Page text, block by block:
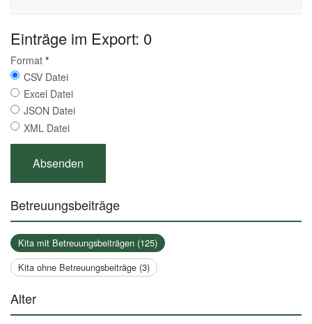
Einträge im Export: 0
Format *
CSV Datei
Excel Datei
JSON Datei
XML Datei
Betreuungsbeiträge
Kita mit Betreuungsbeiträgen (125)
Kita ohne Betreuungsbeiträge (3)
Alter